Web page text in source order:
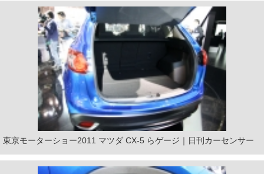
東京モーターショー2011 マツダ CX-5 らゲージ｜日刊カーセンサー